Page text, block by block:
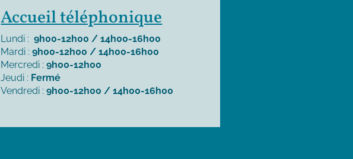
Accueil téléphonique
Lundi :9h00-12h00 / 14h00-16h00
Mardi :9h00-12h00 / 14h00-16h00
Mercredi :9h00-12h00
Jeudi : Fermé
Vendredi :9h00-12h00 / 14h00-16h00